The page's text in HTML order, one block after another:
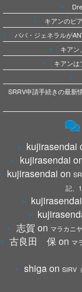
キアンのピ
パパ・ジェネラルが
キア
キアン
SRRV申請手続きの最新
kujirasendai
kujirasendai
kujirasendai on
記、
kujirasendai
志賀 on マラカニ
古良田 保 on マ
shigaon SIRV